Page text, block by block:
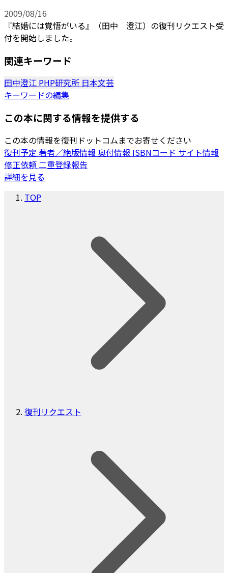
2009/08/16
『結婚には覚悟がいる』（田中 澄江）の復刊リクエスト受
付を開始しました。
関連キーワード
田中澄江 PHP研究所 日本文芸
キーワードの編集
この本に関する情報を提供する
この本の情報を復刊ドットコムまでお寄せください
復刊予定 著者／絶版情報 奥付情報 ISBNコード サイト情報
修正依頼 二重登録報告
詳細を見る
TOP
復刊リクエスト